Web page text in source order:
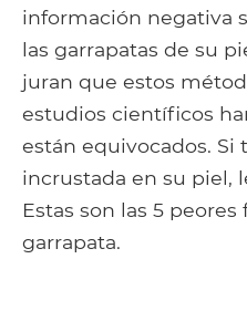
información negativa
las garrapatas de su
juran que estos
estudios científicos
están equivocados. Si
incrustada en su piel,
Estas son las 5
garrapata.